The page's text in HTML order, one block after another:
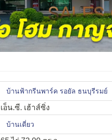
บ้านฟ้ากรีนพาร์ค รอยัล ธนบุรีรมย์
เอ็น.ซี. เฮ้าส์ซิ่ง
บ้านเดี่ยว